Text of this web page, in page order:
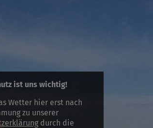
ist uns wichtig!
Wetter hier erst nach
zu unserer
durch die